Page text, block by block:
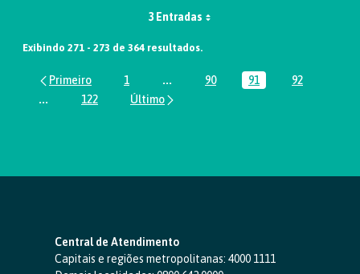
3 Entradas
Exibindo 271 - 273 de 364 resultados.
Página
1 ...Páginas intermediárias Usar ABA
Página
90 Página
91 Página
92
...Páginas intermediárias Usar ABA para navegar.
Página
122
Central de Atendimento
Capitais e regiões metropolitanas: 4000 1111